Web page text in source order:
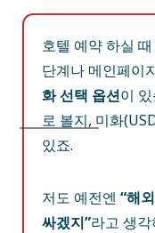
호텔 예약 하실
단계나 메인페이
화 선택 옵션이
로 볼지, 미화
있죠.
저도 예전엔 “해
싸겠지”라고 생